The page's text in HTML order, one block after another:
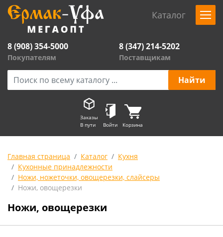
Каталог
8 (908) 354-5000
Покупателям
8 (347) 214-5202
Поставщикам
Заказы
В пути
Войти Корзина
Главная страница Каталог
Кухня
Кухонные принадлежности
Ножи, ножеточки, овощерезки, слайсеры
Ножи, овощерезки
Ножи, овощерезки